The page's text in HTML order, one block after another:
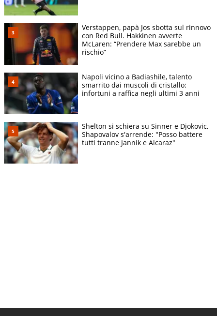
Verstappen, papà Jos sbotta sul rinnovo
con Red Bull. Hakkinen avverte
McLaren: “Prendere Max sarebbe un
rischio”
Napoli vicino a Badiashile, talento
smarrito dai muscoli di cristallo:
infortuni a raffica negli ultimi 3 anni
Shelton si schiera su Sinner e Djokovic,
Shapovalov s'arrende: "Posso battere
tutti tranne Jannik e Alcaraz"